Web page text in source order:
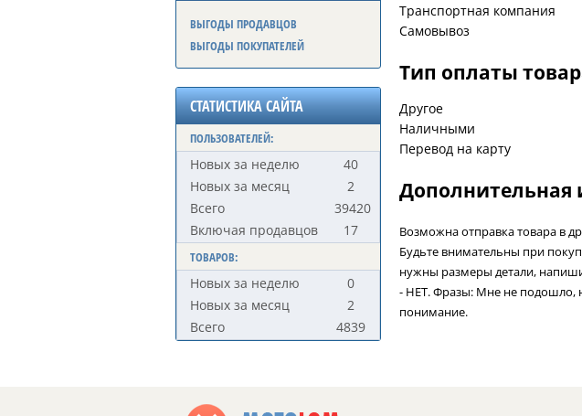
ВЫГОДЫ ПРОДАВЦОВ
ВЫГОДЫ ПОКУПАТЕЛЕЙ
СТАТИСТИКА САЙТА
ПОЛЬЗОВАТЕЛЕЙ:
Новых за неделю
40
Новых за месяц
2
Всего
39420
Включая продавцов
17
ТОВАРОВ:
Новых за неделю
0
Новых за месяц
2
Всего
4839
Транспортная компания
Самовывоз
Тип оплаты
Другое
Наличными
Перевод на карту
Возможна отправка товара в
Будьте внимательны при
нужны размеры детали,
- НЕТ. Фразы: Мне не подошло,
понимание.